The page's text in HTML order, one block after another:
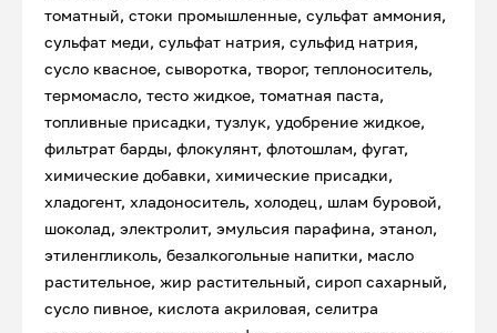
томатный, стоки промышленные, сульфат аммония,
сульфат меди, сульфат натрия, сульфид натрия,
сусло квасное, сыворотка, творог, теплоноситель,
термомасло, тесто жидкое, томатная паста,
топливные присадки, тузлук, удобрение жидкое,
фильтрат барды, флокулянт, флотошлам, фугат,
химические добавки, химические присадки,
хладогент, хладоноситель, холодец, шлам буровой,
шоколад, электролит, эмульсия парафина, этанол,
этиленгликоль, безалкогольные напитки, масло
растительное, жир растительный, сироп сахарный,
сусло пивное, кислота акриловая, селитра